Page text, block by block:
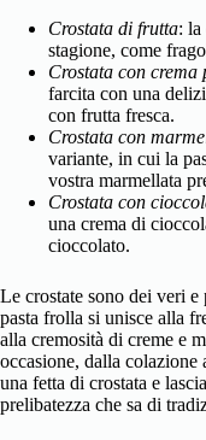
Crostata di frutta: la
stagione, come
Crostata con crema
farcita con una
con frutta fresca.
Crostata con
variante, in cui la
vostra marmellata
Crostata con
una crema di
cioccolato.
Le crostate sono dei veri
pasta frolla si unisce alla
alla cremosità di creme e
occasione, dalla colazione
una fetta di crostata e
prelibatezza che sa di